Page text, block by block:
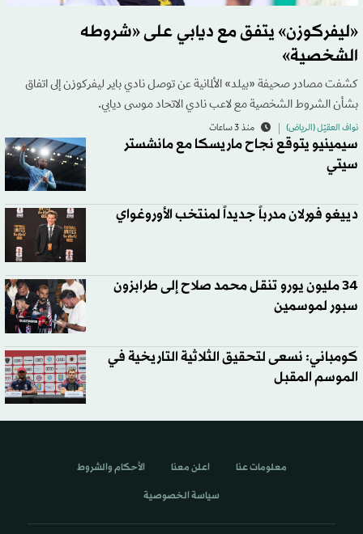
«ليفركوزن» يتفق مع ديابي على «شروطه
الشخصية»
كشفت مصادر صحيفة «بيلد» الألمانية عن توصل نادي باير ليفركوزن إلى اتفاق
بشأن الشروط الشخصية مع لاعب نادي الاتحاد موسى ديابي.
نواف العقيّل (الرياض) منذ 3 ساعات
سيمينيو يتوقع نجاح ماريسكا مع مانشستر
سيتي
دييغو فورلان مدرباً جديداً لمنتخب الأوروغواي
34 مليون يورو تنقل محمد صلاح إلى طرابزون
سبور لموسمين
كومباني: نسعى لتحقيق الثلاثية التاريخية في
الموسم المقبل
معلومات عنا اعلن معنا الأحكام والشروط
سياسة الخصوصية